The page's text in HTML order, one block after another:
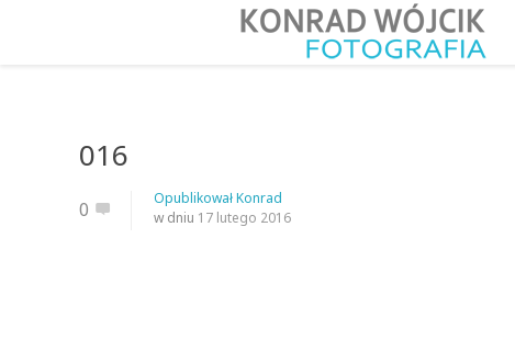
016
0 OpublikowałKonrad
w dniu 17 lutego 2016